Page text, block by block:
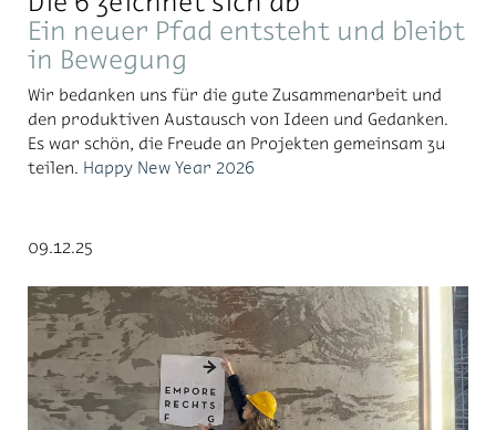
Ein neuer Pfad entsteht und bleibt
in Bewegung
Wir bedanken uns für die gute Zusammenarbeit und
den produktiven Austausch von Ideen und Gedanken.
Es war schön, die Freude an Projekten gemeinsam zu
teilen. Happy New Year 2026
09.12.25